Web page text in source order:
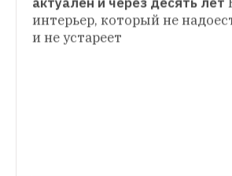
ДИЗАЙН-ХАК
Перепланировка на кухне:
Как правильно изолировать
посторонних звуков17 ошибок
звукоизоляции с примерами
интерьер, который не
и не устареет